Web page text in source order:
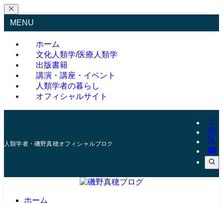
MENU
ホーム
文化人類学/医療人類学
出版書籍
講演・講座・イベント
人類学者の暮らし
オフィシャルサイト
人類学者・磯野真穂オフィシャルブログ
ホーム